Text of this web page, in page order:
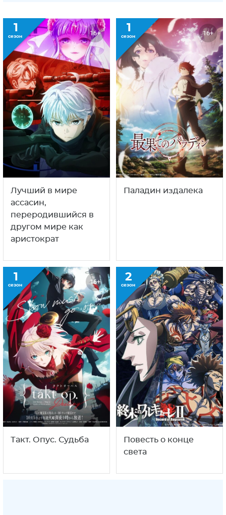
1
сезон 16+
Лучший в мире
ассасин,
переродившийся в
другом мире как
аристократ
1
сезон 16+
Паладин издалека
1
сезон 16+
Такт. Опус. Судьба
2
сезон 18+
Повесть о конце
света